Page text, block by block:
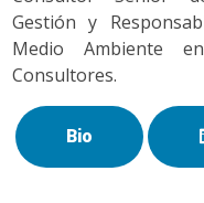
Gestión y
Medio Ambiente
Consultores.
Bio